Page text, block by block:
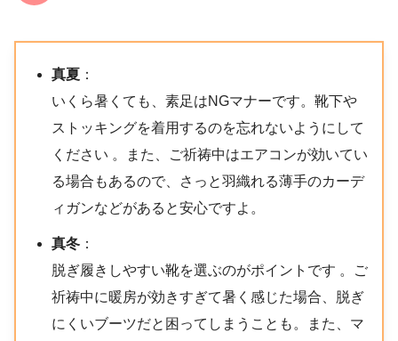
真夏 ：
いくら暑くても、素足はNGマナーです。靴下や
ストッキングを着用するのを忘れないようにして
ください 。また、ご祈祷中はエアコンが効いてい
る場合もあるので、さっと羽織れる薄手のカーデ
ィガンなどがあると安心ですよ。
真冬 ：
脱ぎ履きしやすい靴を選ぶのがポイントです 。ご
祈祷中に暖房が効きすぎて暑く感じた場合、脱ぎ
にくいブーツだと困ってしまうことも。また、マ